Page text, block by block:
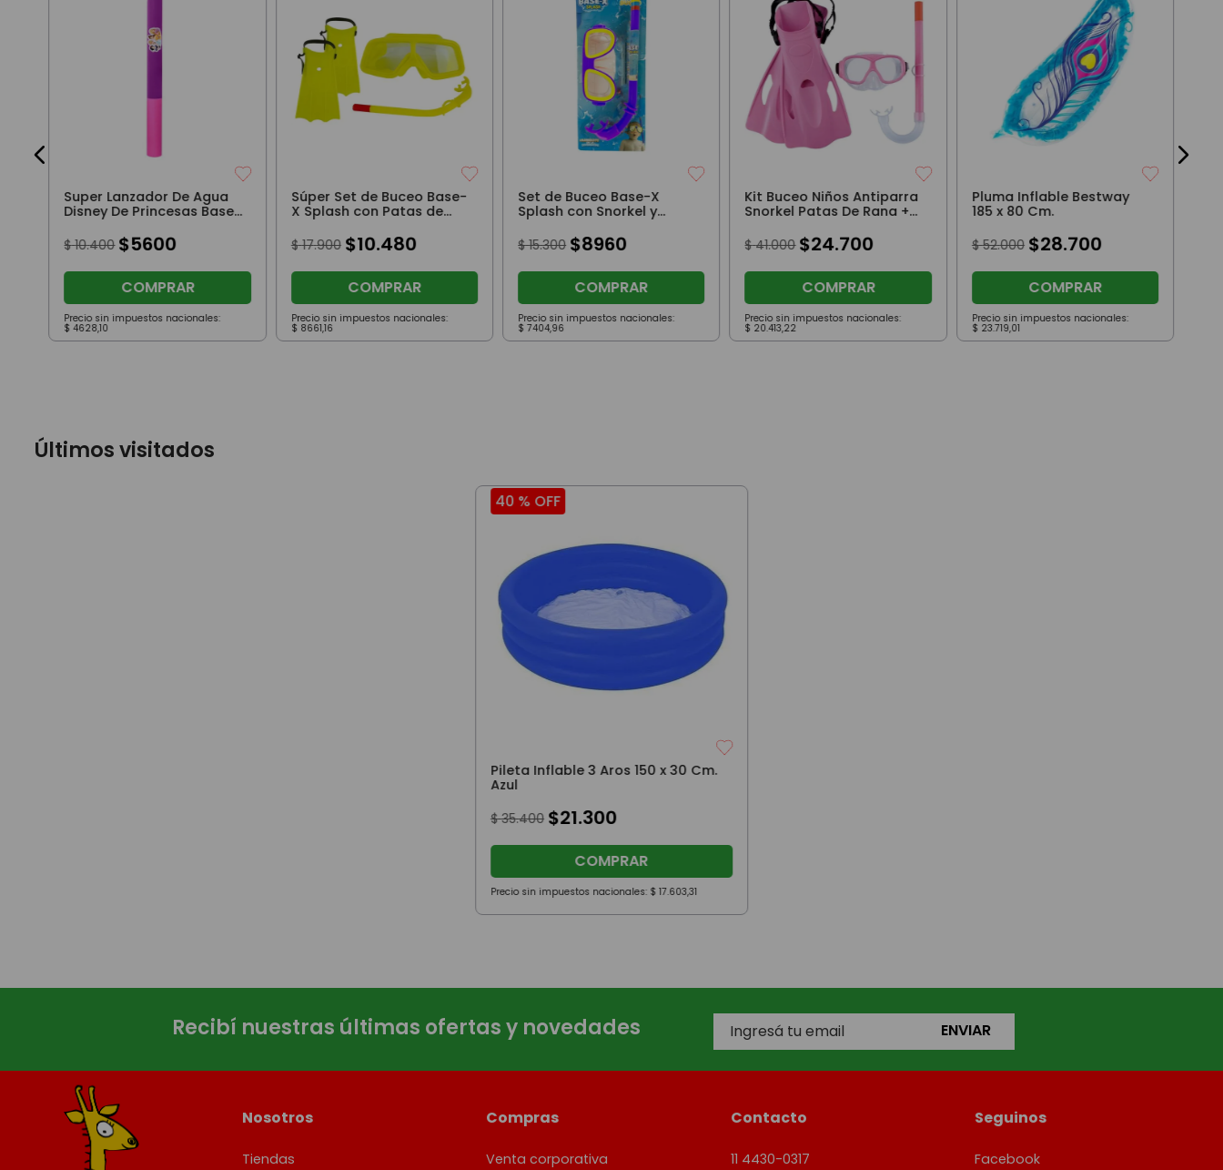
Super Lanzador De Agua
Disney De Princesas Base
$ 10.400 $5600
COMPRAR
Precio sin impuestos nacionales:
$ 4628,10
Súper Set de Buceo Base-
X Splash con Patas de
Amarillo
$ 17.900 $10.480
COMPRAR
Precio sin impuestos nacionales:
$ 8661,16
Set de Buceo Base-X
Splash con Snorkel y
$ 15.300 $8960
COMPRAR
Precio sin impuestos nacionales:
$ 7404,96
Kit Buceo Niños Antiparra
Snorkel Patas De Rana +7
$ 41.000 $24.700
COMPRAR
Precio sin impuestos nacionales:
$ 20.413,22
Pluma Inflable Bestway
185 x 80 Cm.
$ 52.000 $28.700
COMPRAR
Precio sin impuestos nacionales:
$ 23.719,01
Últimos visitados
40 %OFF
Pileta Inflable 3 Aros 150 x 30 Cm.
Azul
$ 35.400 $21.300
COMPRAR
Precio sin impuestos nacionales: $ 17.603,31
Recibí nuestras últimas ofertas y novedades ENVIAR
Nosotros
Tiendas
Compras
Venta corporativa
Contacto
11 4430-0317
Seguinos
Facebook